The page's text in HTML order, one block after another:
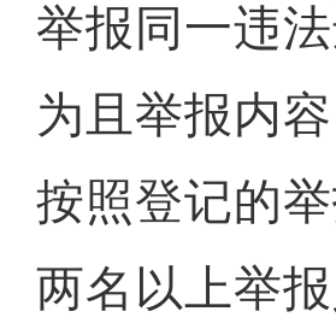
举报同一违
为且举报内
按照登记的
两名以上举